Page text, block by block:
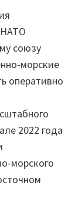
НАТО
союзу
морские
оперативно
2022 года
морского